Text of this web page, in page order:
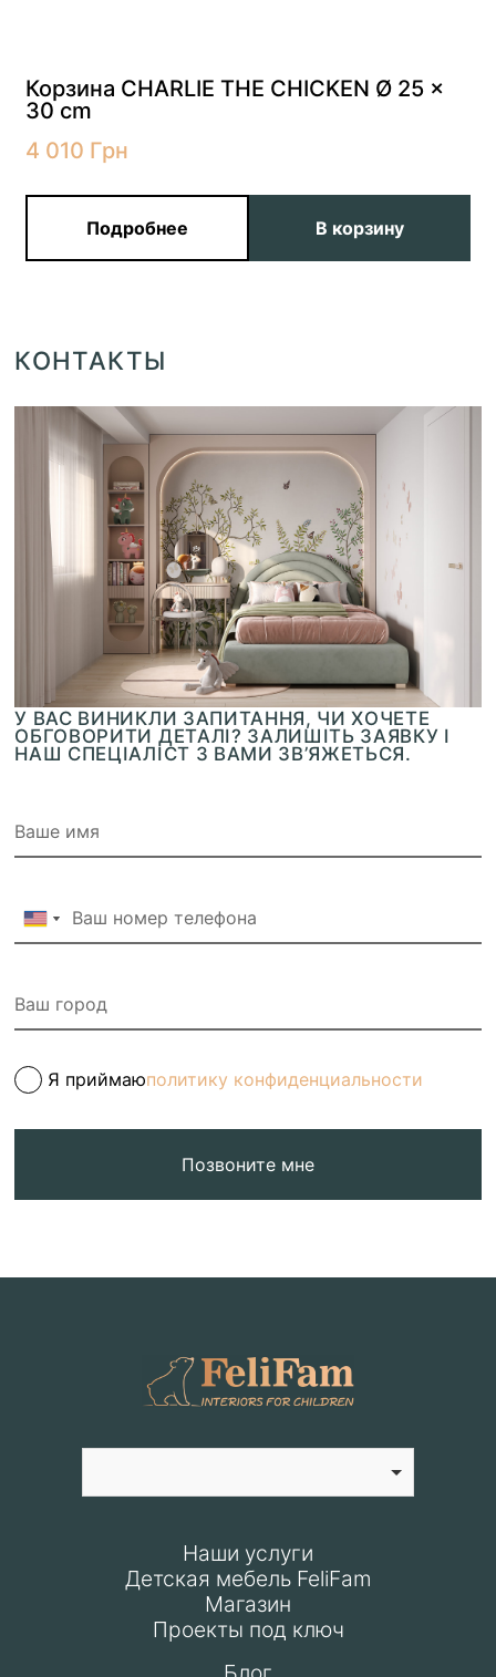
Корзина CHARLIE THE CHICKEN Ø 25 x
30 cm
4 010 Грн
Подробнее В корзину
КОНТАКТЫ
У ВАС ВИНИКЛИ ЗАПИТАННЯ, ЧИ ХОЧЕТЕ
ОБГОВОРИТИ ДЕТАЛІ? ЗАЛИШІТЬ ЗАЯВКУ І
НАШ СПЕЦІАЛІСТ З ВАМИ ЗВ’ЯЖЕТЬСЯ.
Я приймаюполитику конфиденциальности
Позвоните мне
Наши услуги
Детская мебель FeliFam
Магазин
Проекты под ключ